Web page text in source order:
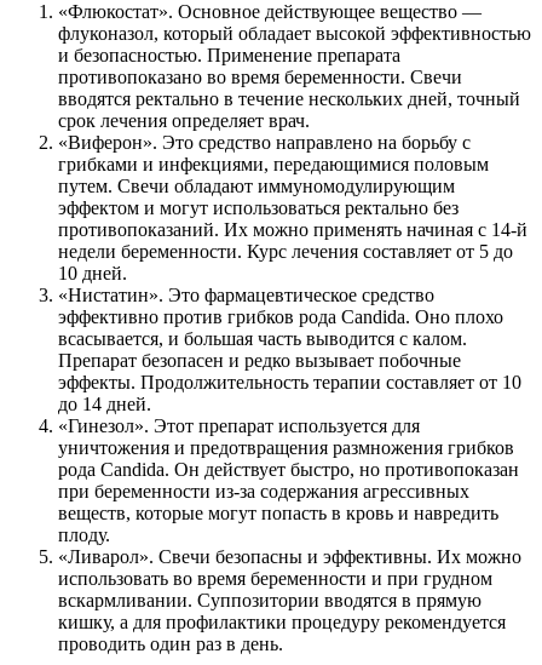
«Флюкостат». Основное действующее вещество —
флуконазол, который обладает высокой эффективностью
и безопасностью. Применение препарата
противопоказано во время беременности. Свечи
вводятся ректально в течение нескольких дней, точный
срок лечения определяет врач.
«Виферон». Это средство направлено на борьбу с
грибками и инфекциями, передающимися половым
путем. Свечи обладают иммуномодулирующим
эффектом и могут использоваться ректально без
противопоказаний. Их можно применять начиная с 14-й
недели беременности. Курс лечения составляет от 5 до
10 дней.
«Нистатин». Это фармацевтическое средство
эффективно против грибков рода Candida. Оно плохо
всасывается, и большая часть выводится с калом.
Препарат безопасен и редко вызывает побочные
эффекты. Продолжительность терапии составляет от 10
до 14 дней.
«Гинезол». Этот препарат используется для
уничтожения и предотвращения размножения грибков
рода Candida. Он действует быстро, но противопоказан
при беременности из-за содержания агрессивных
веществ, которые могут попасть в кровь и навредить
плоду.
«Ливарол». Свечи безопасны и эффективны. Их можно
использовать во время беременности и при грудном
вскармливании. Суппозитории вводятся в прямую
кишку, а для профилактики процедуру рекомендуется
проводить один раз в день.